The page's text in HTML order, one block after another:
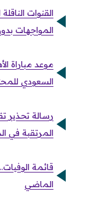
المواجهات
موعد مباراة
السعودي
رسالة تحذير
المرتقبة في
قائمة
الماضي